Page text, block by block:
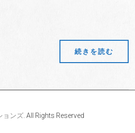
続きを読む
ョンズ . All Rights Reserved